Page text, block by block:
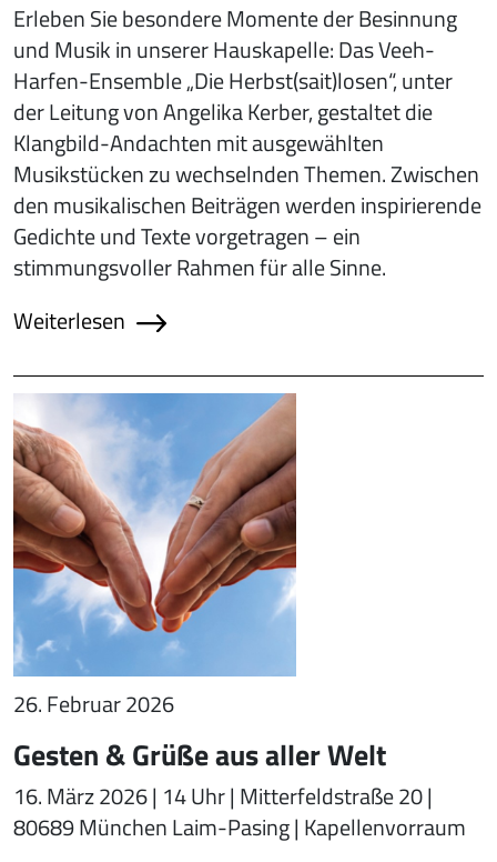
Erleben Sie besondere Momente der Besinnung
und Musik in unserer Hauskapelle: Das Veeh-
Harfen-Ensemble „Die Herbst(sait)losen“, unter
der Leitung von Angelika Kerber, gestaltet die
Klangbild-Andachten mit ausgewählten
Musikstücken zu wechselnden Themen. Zwischen
den musikalischen Beiträgen werden inspirierende
Gedichte und Texte vorgetragen – ein
stimmungsvoller Rahmen für alle Sinne.
Weiterlesen
26. Februar 2026
Gesten & Grüße aus aller Welt
16. März 2026 | 14 Uhr | Mitterfeldstraße 20 |
80689 München Laim-Pasing | Kapellenvorraum